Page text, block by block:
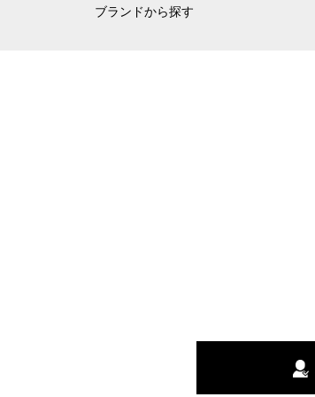
ブランドから探す